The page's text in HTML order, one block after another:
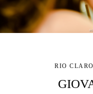
RIO